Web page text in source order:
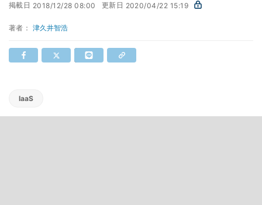
掲載日 2018/12/28 08:00 更新日 2020/04/22 15:19
著者： 津久井智浩
IaaS